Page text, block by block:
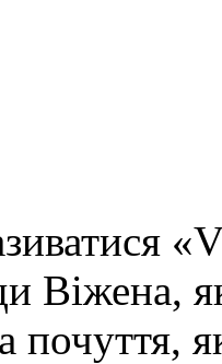
Віжена,
почуття,